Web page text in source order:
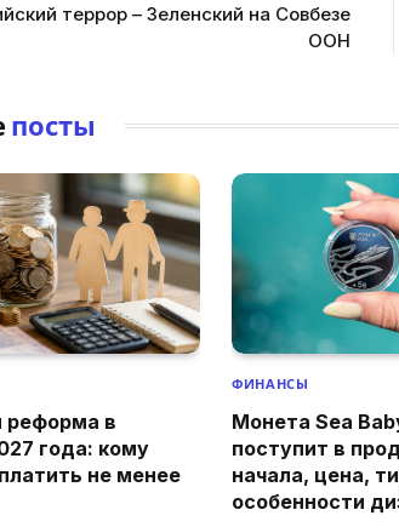
террор – Зеленский на Совбезе
ООН
посты
реформа в
года: кому
не менее
ФИНАНСЫ
Монета Sea
поступит в
начала, цена,
особенности